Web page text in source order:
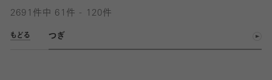
2691件中 61件 - 120件
もどる つぎ